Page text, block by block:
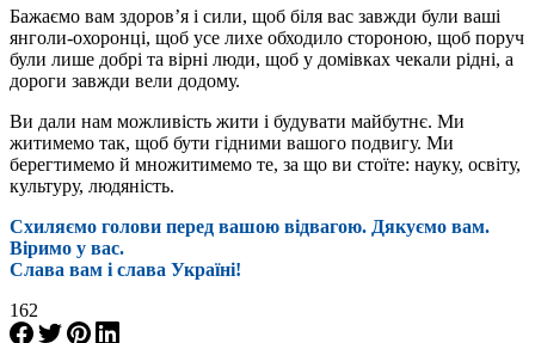
Бажаємо вам здоров’я і сили, щоб біля вас завжди були ваші
янголи-охоронці, щоб усе лихе обходило стороною, щоб поруч
були лише добрі та вірні люди, щоб у домівках чекали рідні, а
дороги завжди вели додому.
Ви дали нам можливість жити і будувати майбутнє. Ми
житимемо так, щоб бути гідними вашого подвигу. Ми
берегтимемо й множитимемо те, за що ви стоїте: науку, освіту,
культуру, людяність.
Схиляємо голови перед вашою відвагою. Дякуємо вам.
Віримо у вас.
Слава вам і слава Україні!
162